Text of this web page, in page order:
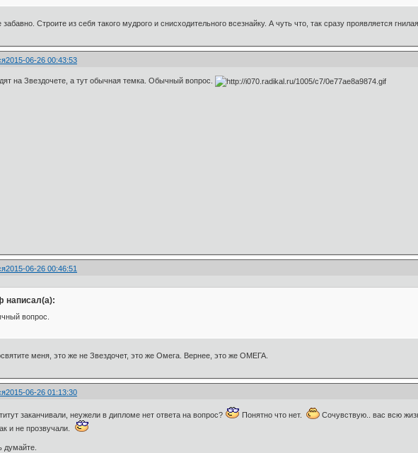
Строите из себя такого мудрого и снисходительного всезнайку. А чуть что, так сразу проявляется
2015-06-26 00:43:53
на Звездочете, а тут обычная темка. Обычный вопрос.
2015-06-26 00:46:51
написал(а):
вопрос.
меня, это же не Звездочет, это же Омега. Вернее, это же ОМЕГА.
2015-06-26 01:13:30
заканчивали, неужели в дипломе нет ответа на вопрос?
Понятно что нет.
Сочувствую.. вас всю
и не прозвучали.
думайте.